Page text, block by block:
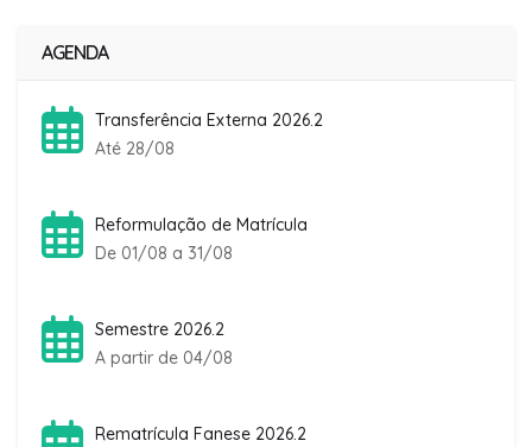
AGENDA
Transferência Externa 2026.2
Até 28/08
Reformulação de Matrícula
De 01/08 a 31/08
Semestre 2026.2
A partir de 04/08
Rematrícula Fanese 2026.2